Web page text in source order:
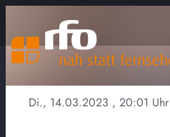
Di., 14.03.2023 , 20:01 Uhr